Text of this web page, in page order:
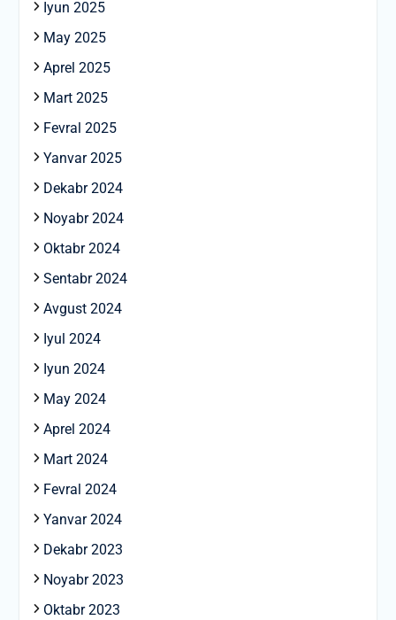
Iyun 2025
May 2025
Aprel 2025
Mart 2025
Fevral 2025
Yanvar 2025
Dekabr 2024
Noyabr 2024
Oktabr 2024
Sentabr 2024
Avgust 2024
Iyul 2024
Iyun 2024
May 2024
Aprel 2024
Mart 2024
Fevral 2024
Yanvar 2024
Dekabr 2023
Noyabr 2023
Oktabr 2023